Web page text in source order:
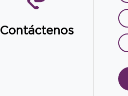
Contáctenos